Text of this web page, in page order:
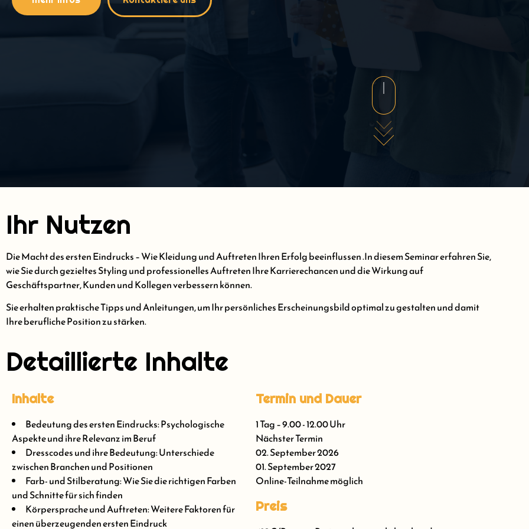
Ihr Nutzen
Die Macht des ersten Eindrucks – Wie Kleidung und Auftreten Ihren Erfolg beeinflussen .In diesem Seminar erfahren Sie,
wie Sie durch gezieltes Styling und professionelles Auftreten Ihre Karrierechancen und die Wirkung auf
Geschäftspartner, Kunden und Kollegen verbessern können.
Sie erhalten praktische Tipps und Anleitungen, um Ihr persönliches Erscheinungsbild optimal zu gestalten und damit
Ihre berufliche Position zu stärken.
Detaillierte Inhalte
Inhalte
Bedeutung des ersten Eindrucks: Psychologische
Aspekte und ihre Relevanz im Beruf
Dresscodes und ihre Bedeutung: Unterschiede
zwischen Branchen und Positionen
Farb- und Stilberatung: Wie Sie die richtigen Farben
und Schnitte für sich finden
Körpersprache und Auftreten: Weitere Faktoren für
einen überzeugenden ersten Eindruck
Termin und Dauer
1 Tag – 9.00 - 12.00 Uhr
Nächster Termin
02. September 2026
01. September 2027
Online-Teilnahme möglich
Preis